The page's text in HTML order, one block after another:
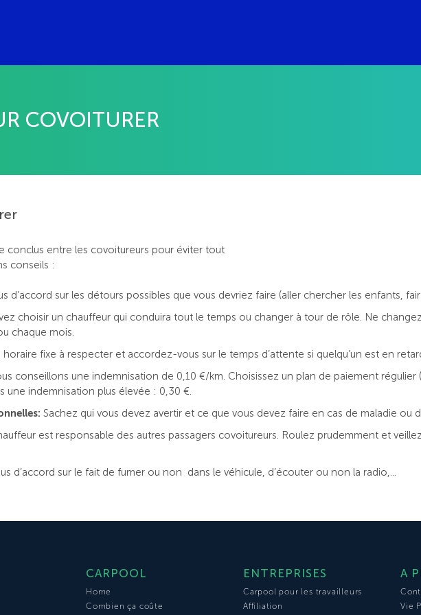
COVOITURER
conclus entre les covoitureurs pour éviter tout
conseils :
d’accord sur les détours possibles que vous devriez faire (aller chercher les enfants,
choisir un chauffeur qui conduira tout le temps ou changer à tour de rôle. Ne
chaque mois.
horaire fixe à respecter et accordez-vous sur le temps d’attente si quelqu’un est en
conseillons une indemnisation de 0,10 €/km. Choisissez un plan de paiement régulier
une indemnisation plus élevée : 0,30 €.
Sachez qui vous devez avertir et ce que vous devez faire en cas de maladie ou
est responsable des autres passagers covoitureurs. Roulez prudemment et
d’accord sur le fait de fumer ou non dans le véhicule, d’écouter ou non la radio,...
CARPOOL
Home
Combien ça coûte
ENTREPRISES
Carpool pour les travailleurs
Affiliation
A
Vie